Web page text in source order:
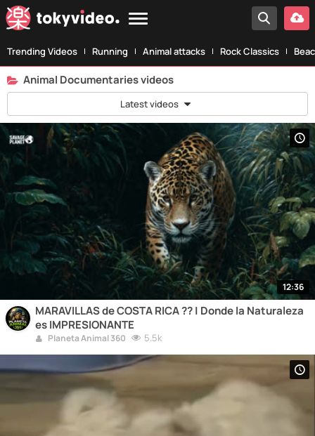
Trending Videos Running Animal attacks Rock Classics
Animal Documentaries videos
Latest videos
12:36
MARAVILLAS de COSTA RICA ?? | Donde la Naturaleza
es IMPRESIONANTE
Planeta Animal 360 5.5k